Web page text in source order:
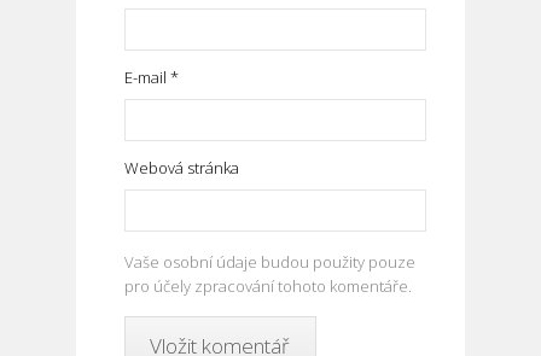
E-mail *
Webová stránka
Vaše osobní údaje budou použity pouze
pro účely zpracování tohoto komentáře.